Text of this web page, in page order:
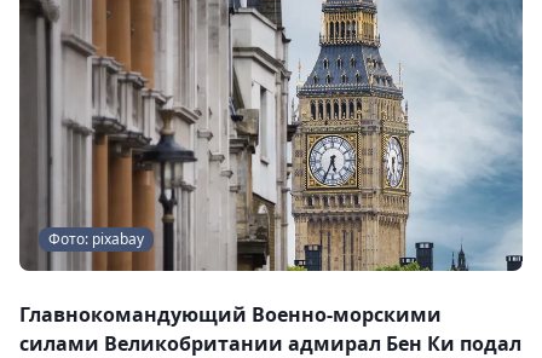
Фото: pixabay
Главнокомандующий Военно-морскими
силами Великобритании адмирал Бен Ки подал